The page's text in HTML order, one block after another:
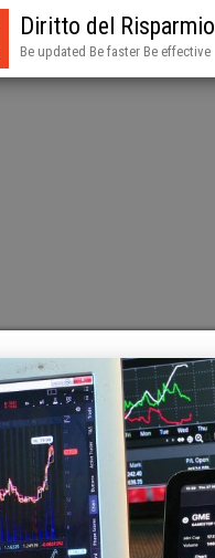
Diritto del Risparmio
Be updated Be faster Be effective